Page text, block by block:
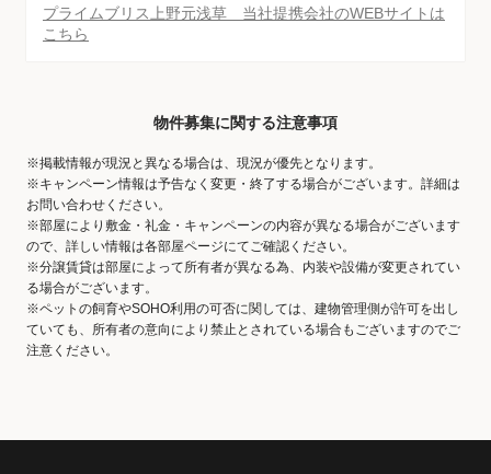
プライムブリス上野元浅草 当社提携会社のWEBサイトは
こちら
物件募集に関する注意事項
※掲載情報が現況と異なる場合は、現況が優先となります。
※キャンペーン情報は予告なく変更・終了する場合がございます。詳細は
お問い合わせください。
※部屋により敷金・礼金・キャンペーンの内容が異なる場合がございます
ので、詳しい情報は各部屋ページにてご確認ください。
※分譲賃貸は部屋によって所有者が異なる為、内装や設備が変更されてい
る場合がございます。
※ペットの飼育やSOHO利用の可否に関しては、建物管理側が許可を出し
ていても、所有者の意向により禁止とされている場合もございますのでご
注意ください。